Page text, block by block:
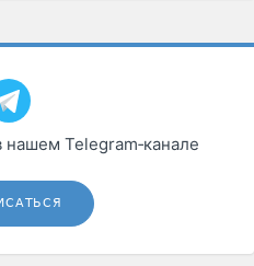
нашем Telegram‑канале